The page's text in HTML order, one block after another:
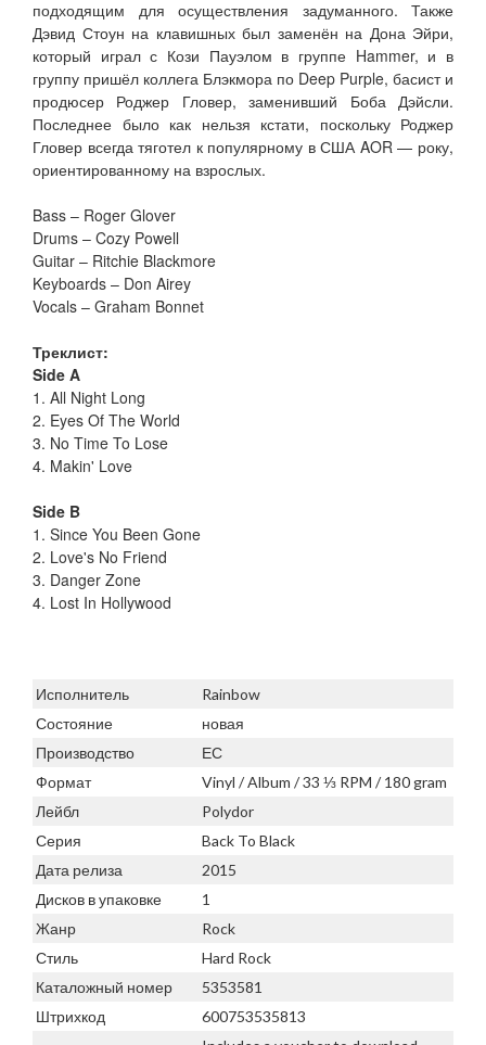
подходящим для осуществления задуманного. Также
Дэвид Стоун на клавишных был заменён на Дона Эйри,
который играл с Кози Пауэлом в группе Hammer, и в
группу пришёл коллега Блэкмора по Deep Purple, басист и
продюсер Роджер Гловер, заменивший Боба Дэйсли.
Последнее было как нельзя кстати, поскольку Роджер
Гловер всегда тяготел к популярному в США AOR — року,
ориентированному на взрослых.
Bass – Roger Glover
Drums – Cozy Powell
Guitar – Ritchie Blackmore
Keyboards – Don Airey
Vocals – Graham Bonnet
Треклист:
Side A
1. All Night Long
2. Eyes Of The World
3. No Time To Lose
4. Makin' Love
Side B
1. Since You Been Gone
2. Love's No Friend
3. Danger Zone
4. Lost In Hollywood
Исполнитель
Rainbow
Состояние
новая
Производство
ЕС
Формат
Vinyl / Album / 33 ⅓ RPM / 180 gram
Лейбл
Polydor
Серия
Back To Black
Дата релиза
2015
Дисков в упаковке
1
Жанр
Rock
Стиль
Hard Rock
Каталожный номер
5353581
Штрихкод
600753535813